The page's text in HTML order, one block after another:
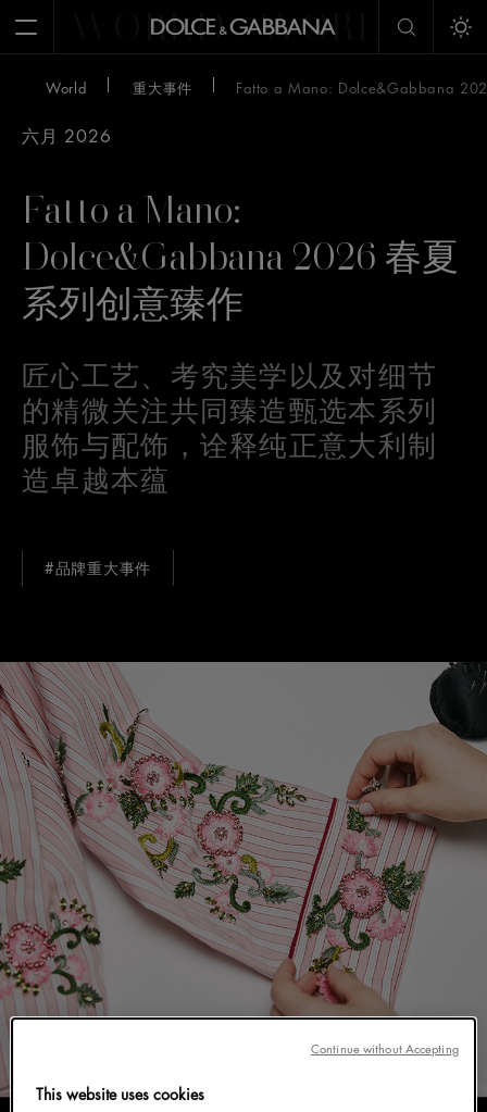
Open MenuWORLD WORLD
World 重大事件 Fatto a Mano: Dolce&Gabbana
六月 2026
Fatto a Mano:
Dolce&Gabbana 2026 春夏
系列创意臻作
匠心工艺、考究美学以及对细节
的精微关注共同臻造甄选本系列
服饰与配饰，诠释纯正意大利制
造卓越本蕴
#品牌重大事件
This website uses cookies
Continue without Accepting